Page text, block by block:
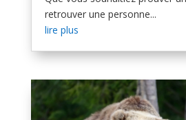
retrouver une personne...
lire plus